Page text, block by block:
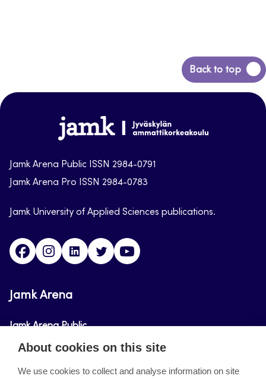
Back to top
Back
to
Jamk-
arena
Jamk Arena Public ISSN 2984-0791
Jamk Arena Pro ISSN 2984-0783
Jamk University of Applied Sciences publications.
FacebookInstagramLinkedinTwitter
Jamk Arena
Jamk Arena Public
Jamk Arena Pro
About cookies on this site
We use cookies to collect and analyse information on site